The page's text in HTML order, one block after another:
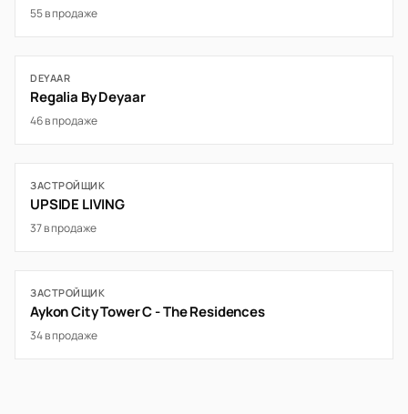
55 в продаже
DEYAAR
Regalia By Deyaar
46 в продаже
ЗАСТРОЙЩИК
UPSIDE LIVING
37 в продаже
ЗАСТРОЙЩИК
Aykon City Tower C - The Residences
34 в продаже